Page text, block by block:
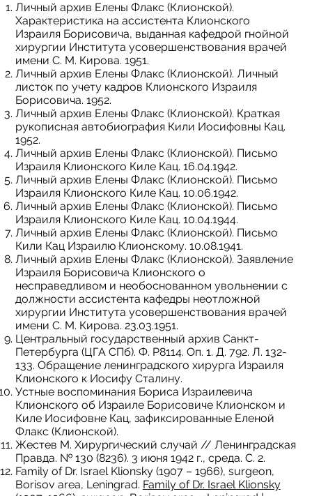
Личный архив Елены Флакс (Клионской).
Характеристика на ассистента Клионского
Израиля Борисовича, выданная кафедрой гнойной
хирургии Института усовершенствования врачей
имени С. М. Кирова. 1951.
Личный архив Елены Флакс (Клионской). Личный
листок по учету кадров Клионского Израиля
Борисовича. 1952.
Личный архив Елены Флакс (Клионской). Краткая
рукописная автобиография Кили Иосифовны Кац.
1952.
Личный архив Елены Флакс (Клионской). Письмо
Израиля Клионского Киле Кац. 16.04.1942.
Личный архив Елены Флакс (Клионской). Письмо
Израиля Клионского Киле Кац. 10.06.1942.
Личный архив Елены Флакс (Клионской). Письмо
Израиля Клионского Киле Кац. 10.04.1944.
Личный архив Елены Флакс (Клионской). Письмо
Кили Кац Израилю Клионскому. 10.08.1941.
Личный архив Елены Флакс (Клионской). Заявление
Израиля Борисовича Клионского о
несправедливом и необоснованном увольнении с
должности ассистента кафедры неотложной
хирургии Института усовершенствования врачей
имени С. М. Кирова. 23.03.1951.
Центральный государственный архив Санкт-
Петербурга (ЦГА СПб). Ф. Р8114. Оп. 1. Д. 792. Л. 132-
133. Обращение ленинградского хирурга Израиля
Клионского к Иосифу Сталину.
Устные воспоминания Бориса Израилевича
Клионского об Израиле Борисовиче Клионском и
Киле Иосифовне Кац, зафиксированные Еленой
Флакс (Клионской).
Жестев М. Хирургический случай // Ленинградская
Правда. № 130 (8236). 3 июня 1942 г., среда. С. 2.
Family of Dr. Israel Klionsky (1907 – 1966), surgeon,
Borisov area, Leningrad. Family of Dr. Israel Klionsky